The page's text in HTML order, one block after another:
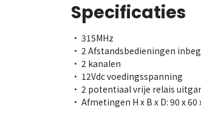
Specificaties
• 315MHz
• 2 Afstandsbedieningen
• 2 kanalen
• 12Vdc voedingsspanning
• 2 potentiaal vrije relais
• Afmetingen H x B x D: 90 x 60